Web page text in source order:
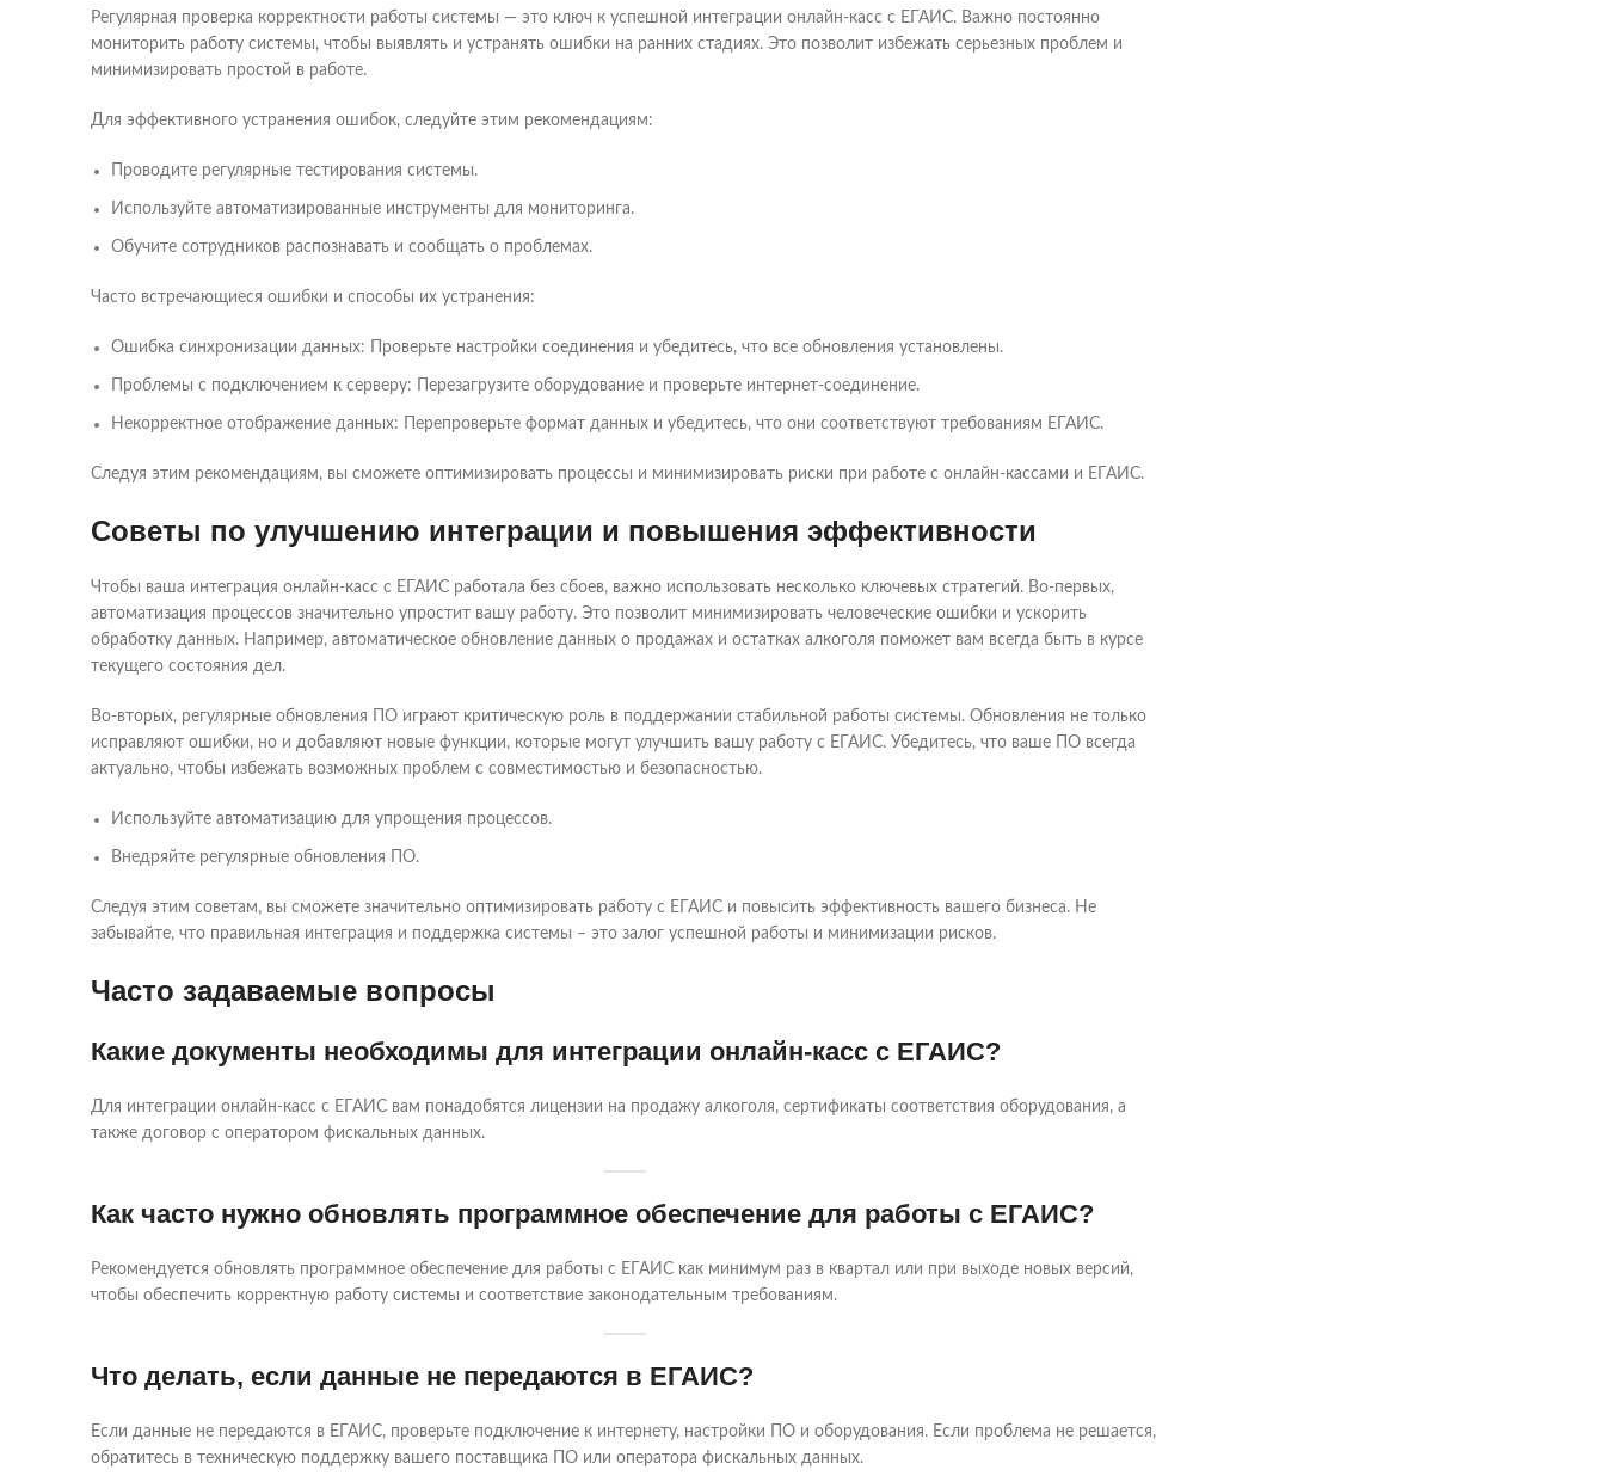
Регулярная проверка корректности работы системы — это ключ к успешной интеграции онлайн-касс с ЕГАИС. Важно постоянно
мониторить работу системы, чтобы выявлять и устранять ошибки на ранних стадиях. Это позволит избежать серьезных проблем и
минимизировать простой в работе.
Для эффективного устранения ошибок, следуйте этим рекомендациям:
Проводите регулярные тестирования системы.
Используйте автоматизированные инструменты для мониторинга.
Обучите сотрудников распознавать и сообщать о проблемах.
Часто встречающиеся ошибки и способы их устранения:
Ошибка синхронизации данных: Проверьте настройки соединения и убедитесь, что все обновления установлены.
Проблемы с подключением к серверу: Перезагрузите оборудование и проверьте интернет-соединение.
Некорректное отображение данных: Перепроверьте формат данных и убедитесь, что они соответствуют требованиям ЕГАИС.
Следуя этим рекомендациям, вы сможете оптимизировать процессы и минимизировать риски при работе с онлайн-кассами и ЕГАИС.
Советы по улучшению интеграции и повышения эффективности
Чтобы ваша интеграция онлайн-касс с ЕГАИС работала без сбоев, важно использовать несколько ключевых стратегий. Во-первых,
автоматизация процессов значительно упростит вашу работу. Это позволит минимизировать человеческие ошибки и ускорить
обработку данных. Например, автоматическое обновление данных о продажах и остатках алкоголя поможет вам всегда быть в курсе
текущего состояния дел.
Во-вторых, регулярные обновления ПО играют критическую роль в поддержании стабильной работы системы. Обновления не только
исправляют ошибки, но и добавляют новые функции, которые могут улучшить вашу работу с ЕГАИС. Убедитесь, что ваше ПО всегда
актуально, чтобы избежать возможных проблем с совместимостью и безопасностью.
Используйте автоматизацию для упрощения процессов.
Внедряйте регулярные обновления ПО.
Следуя этим советам, вы сможете значительно оптимизировать работу с ЕГАИС и повысить эффективность вашего бизнеса. Не
забывайте, что правильная интеграция и поддержка системы – это залог успешной работы и минимизации рисков.
Часто задаваемые вопросы
Какие документы необходимы для интеграции онлайн-касс с ЕГАИС?
Для интеграции онлайн-касс с ЕГАИС вам понадобятся лицензии на продажу алкоголя, сертификаты соответствия оборудования, а
также договор с оператором фискальных данных.
Как часто нужно обновлять программное обеспечение для работы с ЕГАИС?
Рекомендуется обновлять программное обеспечение для работы с ЕГАИС как минимум раз в квартал или при выходе новых версий,
чтобы обеспечить корректную работу системы и соответствие законодательным требованиям.
Что делать, если данные не передаются в ЕГАИС?
Если данные не передаются в ЕГАИС, проверьте подключение к интернету, настройки ПО и оборудования. Если проблема не решается,
обратитесь в техническую поддержку вашего поставщика ПО или оператора фискальных данных.